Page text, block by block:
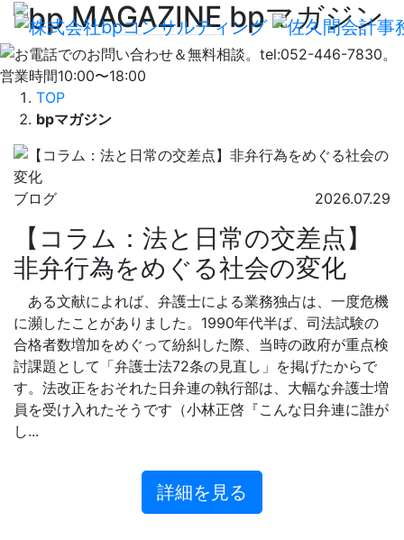
MAGAZINEbpマガジン
TOP
bpマガジン
ブログ 2026.07.29
【コラム：法と日常の交差点】
非弁行為をめぐる社会の変化
ある文献によれば、弁護士による業務独占は、一度危機
に瀕したことがありました。1990年代半ば、司法試験の
合格者数増加をめぐって紛糾した際、当時の政府が重点検
討課題として「弁護士法72条の見直し」を掲げたからで
す。法改正をおそれた日弁連の執行部は、大幅な弁護士増
員を受け入れたそうです（小林正啓『こんな日弁連に誰が
し...
詳細を見る